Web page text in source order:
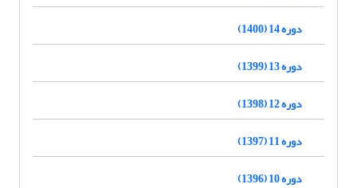
دوره 14 (1400)
دوره 13 (1399)
دوره 12 (1398)
دوره 11 (1397)
دوره 10 (1396)